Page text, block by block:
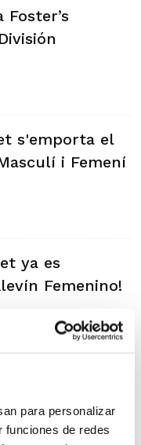
para personalizar
funciones de redes
Foster’s
s'emporta el
i Femení
ya es
Femenino!
la lucha por
IR